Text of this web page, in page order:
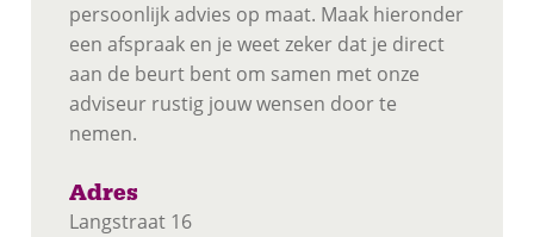
persoonlijk advies op maat. Maak hieronder
een afspraak en je weet zeker dat je direct
aan de beurt bent om samen met onze
adviseur rustig jouw wensen door te
nemen.
Adres
Langstraat 16